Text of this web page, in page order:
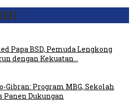
Papa BSD, Pemuda Lengkong
dengan Kekuatan…
Gibran: Program MBG, Sekolah
Panen Dukungan